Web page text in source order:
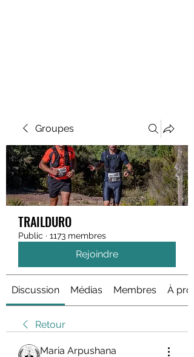
Groupes
TRAILDURO
Public · 1173 membres
Rejoindre
Discussion Médias Membres À
Retour
Maria Arpushana